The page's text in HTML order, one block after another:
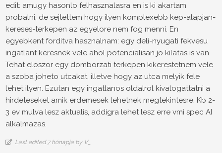
edit: amugy hasonlo felhasznalasra en is ki akartam
probalni, de sejtettem hogy ilyen komplexebb kep-alapjan-
kereses-terkepen az egyelore nem fog menni. En
egyebkent forditva hasznalnam: egy deli-nyugati fekvesu
ingatlant keresnek vele ahol potencialisan jo kilatas is van.
Tehat eloszor egy domborzati terkepen kikerestetnem vele
a szoba joheto utcakat, illetve hogy az utca melyik fele
lehet ilyen. Ezutan egy ingatlanos oldalrol kivalogattatni a
hirdeteseket amik erdemesek lehetnek megtekintesre. Kb 2-
3 ev mulva lesz aktualis, addigra lehet lesz erre vmi spec AI
alkalmazas.
Last edited 7 hónapja by V_